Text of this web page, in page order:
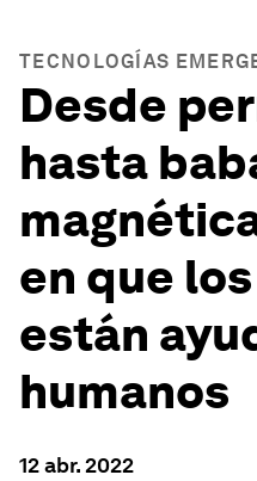
TECNOLOGÍAS
Desde
hasta
en que
están
humanos
12 abr. 2022